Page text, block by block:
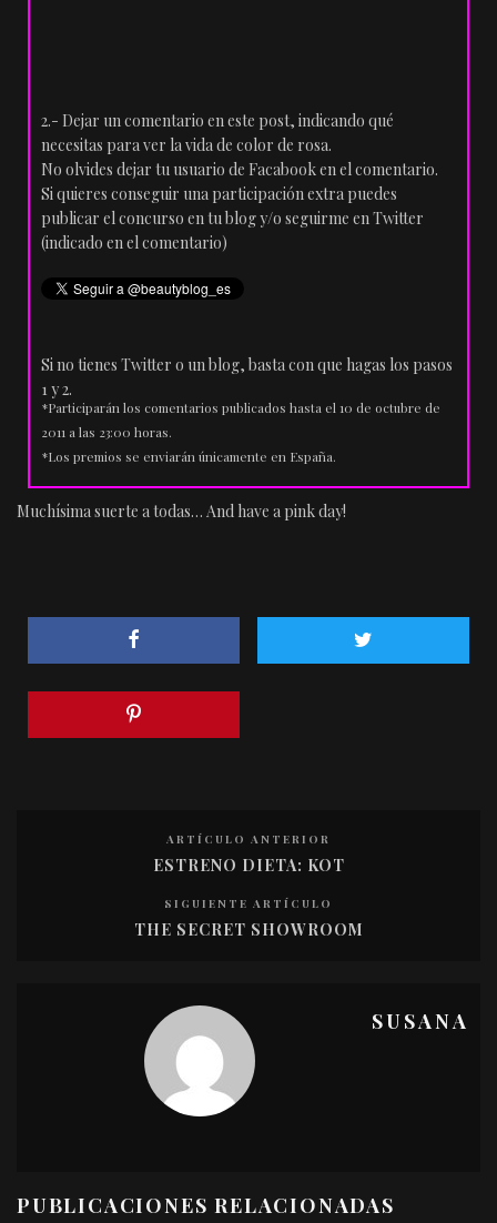
2.- Dejar un comentario en este post, indicando qué
necesitas para ver la vida de color de rosa.
No olvides dejar tu usuario de Facabook en el comentario.
Si quieres conseguir una participación extra puedes
publicar el concurso en tu blog y/o seguirme en Twitter
(indicado en el comentario)
Si no tienes Twitter o un blog, basta con que hagas los pasos
1 y 2.
*Participarán los comentarios publicados hasta el 10 de octubre de
2011 a las 23:00 horas.
*Los premios se enviarán únicamente en España.
Muchísima suerte a todas… And have a pink day!
ARTÍCULO ANTERIOR
ESTRENO DIETA: KOT
SIGUIENTE ARTÍCULO
THE SECRET SHOWROOM
SUSANA
PUBLICACIONES RELACIONADAS